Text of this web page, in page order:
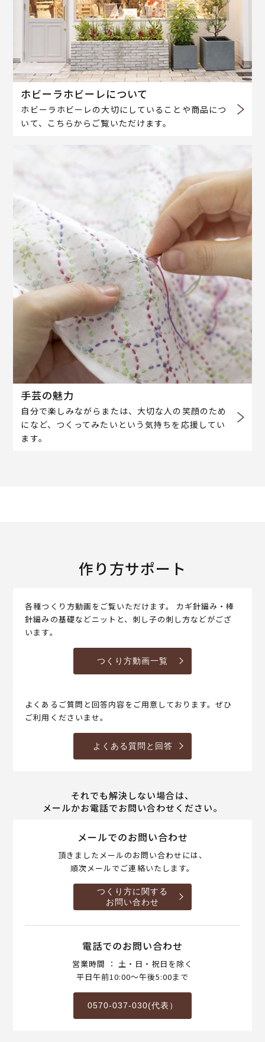
ホビーラホビーレについて
ホビーラホビーレの大切にしていることや商品につ
いて、こちらからご覧いただけます。
手芸の魅力
自分で楽しみながらまたは、大切な人の笑顔のため
になど、つくってみたいという気持ちを応援してい
ます。
作り方サポート
各種つくり方動画をご覧いただけます。 カギ針編み・棒
針編みの基礎などニットと、刺し子の刺し方などがござ
います。
つくり方動画一覧
よくあるご質問と回答内容をご用意しております。ぜひ
ご利用くださいませ。
よくある質問と回答
それでも解決しない場合は、
メールかお電話でお問い合わせください。
メールでのお問い合わせ
頂きましたメールのお問い合わせには、
順次メールでご連絡いたします。
つくり方に関する
お問い合わせ
電話でのお問い合わせ
営業時間 ： 土・日・祝日を除く
平日午前10:00～午後5:00まで
0570-037-030(代表）